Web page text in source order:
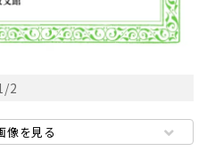
/2
像を見る